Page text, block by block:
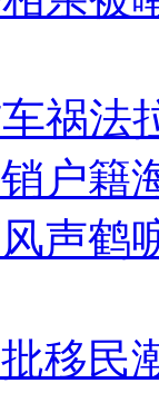
祸法
户籍
声鹤
移民